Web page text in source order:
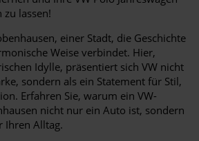
lassen!
einer Stadt, die Geschichte
Weise verbindet. Hier,
Idylle, präsentiert sich VW nicht
sondern als ein Statement für Stil,
Erfahren Sie, warum ein VW-
nicht nur ein Auto ist, sondern
Ihren Alltag.